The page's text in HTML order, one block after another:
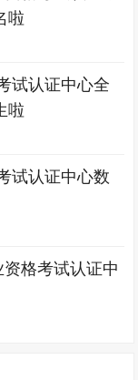
啦
试认证中心全
啦
试认证中心数
格考试认证中